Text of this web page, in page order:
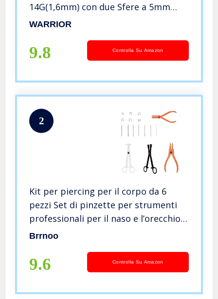
14G(1,6mm) con due Sfere a 5mm
Lunghezza 14/16/18/20/22mm PLS-
WARRIOR
9.8 Controlla Su Amazon
2
Kit per piercing per il corpo da 6
pezzi Set di pinzette per strumenti
professionali per il naso e l’orecchio
con anello Goujon
Brrnoo
9.6 Controlla Su Amazon